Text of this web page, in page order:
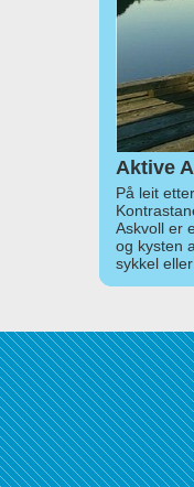
Aktive
På leit
Askvoll er
og kysten
sykkel